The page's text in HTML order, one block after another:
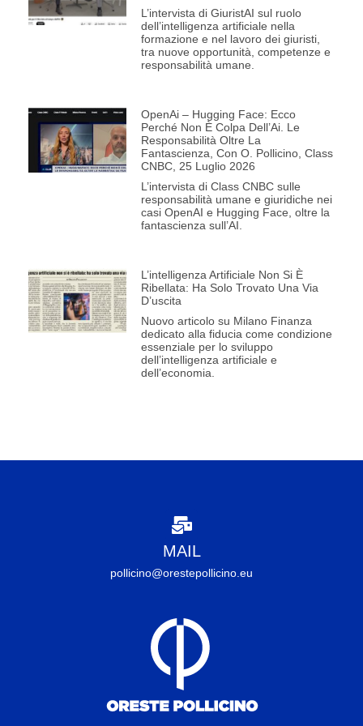
L’intervista di GiuristAI sul ruolo
dell’intelligenza artificiale nella
formazione e nel lavoro dei giuristi,
tra nuove opportunità, competenze e
responsabilità umane.
OpenAi – Hugging Face: Ecco
Perché Non È Colpa Dell’Ai. Le
Responsabilità Oltre La
Fantascienza, Con O. Pollicino, Class
CNBC, 25 Luglio 2026
L’intervista di Class CNBC sulle
responsabilità umane e giuridiche nei
casi OpenAI e Hugging Face, oltre la
fantascienza sull’AI.
L’intelligenza Artificiale Non Si È
Ribellata: Ha Solo Trovato Una Via
D’uscita
Nuovo articolo su Milano Finanza
dedicato alla fiducia come condizione
essenziale per lo sviluppo
dell’intelligenza artificiale e
dell’economia.
MAIL
pollicino@orestepollicino.eu